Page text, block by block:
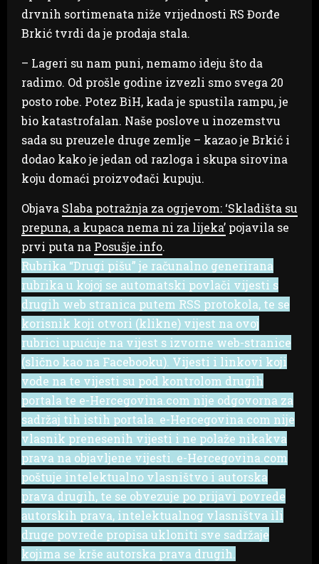
drvnih sortimenata niže vrijednosti RS Đorđe
Brkić tvrdi da je prodaja stala.
– Lageri su nam puni, nemamo ideju što da
radimo. Od prošle godine izvezli smo svega 20
posto robe. Potez BiH, kada je spustila rampu, je
bio katastrofalan. Naše poslove u inozemstvu
sada su preuzele druge zemlje – kazao je Brkić i
dodao kako je jedan od razloga i skupa sirovina
koju domaći proizvođači kupuju.
Objava Slaba potražnja za ogrjevom: ‘Skladišta su
prepuna, a kupaca nema ni za lijeka’ pojavila se
prvi puta na Posušje.info.
Rubrika “Drugi pišu” je računalno generirana
rubrika u kojoj se automatski povlači vijesti s
drugih web stranica putem RSS protokola, te se
korisnik koji otvori (klikne) vijest na ovoj
rubrici upućuje na vijest s izvorne web-stranice
(slično kao na Facebooku). Vijesti i linkovi koji
vode na te vijesti su pod kontrolom drugih
portala te e-Hercegovina.com nije odgovorna za
sadržaj tih istih portala. e-Hercegovina.com nije
vlasnik prenesenih vijesti i ne polaže nikakva
prava na objavljene vijesti. e-Hercegovina.com
poštuje intelektualno vlasništvo i autorska
prava drugih, te se obvezuje po prijavi povrede
autorskih prava, intelektualnog vlasništva ili
druge povrede propisa ukloniti sve sadržaje
kojima se krše autorska prava drugih.